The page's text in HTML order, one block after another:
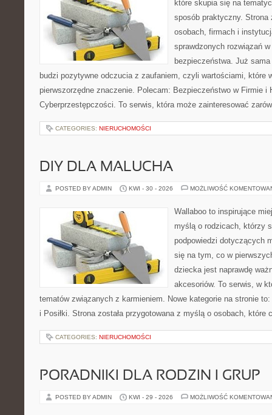
które skupia się na
sposób praktyczny. Strona
osobach, firmach i
sprawdzonych rozwiązań
bezpieczeństwa. Już
budzi pozytywne odczucia z zaufaniem, czyli wartościami, które
pierwszorzędne znaczenie. Polecam: Bezpieczeństwo w Firmie i
Cyberprzestępczości. To serwis, która może zainteresować
CATEGORIES: NIERUCHOMOŚCI
DIY DLA MALUCHA
POSTED BY ADMIN KWI - 30 - 2026 MOŻLIWOŚĆ
Wallaboo to inspirujące
myślą o rodzicach, którzy
podpowiedzi dotyczących
się na tym, co w
dziecka jest naprawdę
akcesoriów. To serwis, w
tematów związanych z karmieniem. Nowe kategorie na stronie
i Posiłki. Strona została przygotowana z myślą o osobach,
CATEGORIES: NIERUCHOMOŚCI
PORADNIKI DLA RODZIN I GRUP
POSTED BY ADMIN KWI - 29 - 2026 MOŻLIWOŚĆ